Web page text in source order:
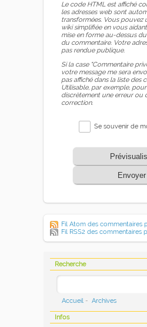
Le code HTML est affiché
les adresses web sont
transformées. Vous pouvez
wiki simplifiée en vous
mise en forme au-dessus
du commentaire. Votre
pas rendue publique.
Si la case "Commentaire
votre message me sera
pas affiché dans la liste des
Utilisable, par exemple,
discrètement une erreur ou
correction.
Se souvenir de
Envoyer
Fil Atom des commentaires
Fil RSS2 des commentaires
Recherche
Accueil - Archives
Infos